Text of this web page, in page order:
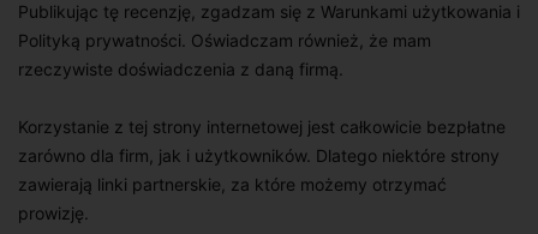
Publikując tę recenzję, zgadzam się z Warunkami użytkowania i
Polityką prywatności. Oświadczam również, że mam
rzeczywiste doświadczenia z daną firmą.
Korzystanie z tej strony internetowej jest całkowicie bezpłatne
zarówno dla firm, jak i użytkowników. Dlatego niektóre strony
zawierają linki partnerskie, za które możemy otrzymać
prowizję.